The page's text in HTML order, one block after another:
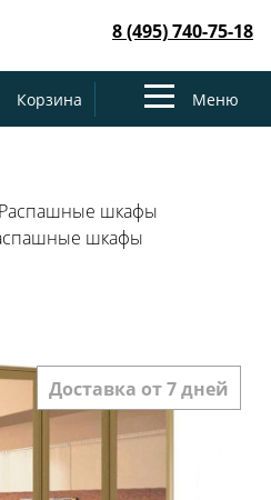
8 (495) 740-75-18
Корзина
ToggleМеню
Распашные шкафы
шкафы
Доставка от 7 дней